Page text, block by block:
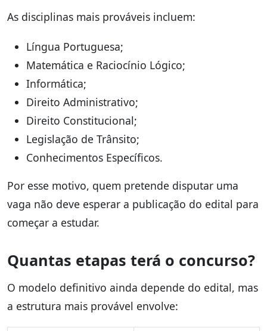
As disciplinas mais prováveis incluem:
Língua Portuguesa;
Matemática e Raciocínio Lógico;
Informática;
Direito Administrativo;
Direito Constitucional;
Legislação de Trânsito;
Conhecimentos Específicos.
Por esse motivo, quem pretende disputar uma
vaga não deve esperar a publicação do edital para
começar a estudar.
Quantas etapas terá o concurso?
O modelo definitivo ainda depende do edital, mas
a estrutura mais provável envolve: